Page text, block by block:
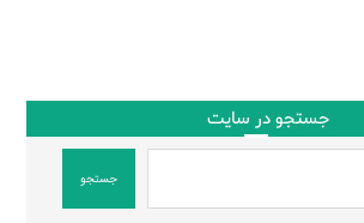
جستجو در سایت
جستجو